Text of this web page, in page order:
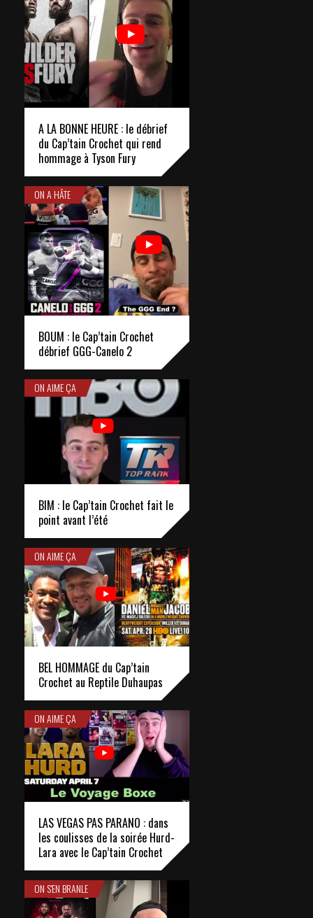
A LA BONNE HEURE : le débrief
du Cap’tain Crochet qui rend
hommage à Tyson Fury
ON A HÂTE
BOUM : le Cap’tain Crochet
débrief GGG-Canelo 2
ON AIME ÇA
BIM : le Cap’tain Crochet fait le
point avant l’été
ON AIME ÇA
BEL HOMMAGE du Cap’tain
Crochet au Reptile Duhaupas
ON AIME ÇA
LAS VEGAS PAS PARANO : dans
les coulisses de la soirée Hurd-
Lara avec le Cap’tain Crochet
ON S'EN BRANLE